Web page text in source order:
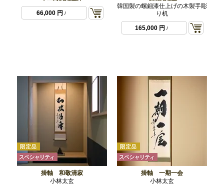
66,000 円 /
韓国製の螺鈿漆仕上げの木製手彫
り机
165,000 円 /
掛軸 和敬清寂
小林太玄
掛軸 一期一会
小林太玄